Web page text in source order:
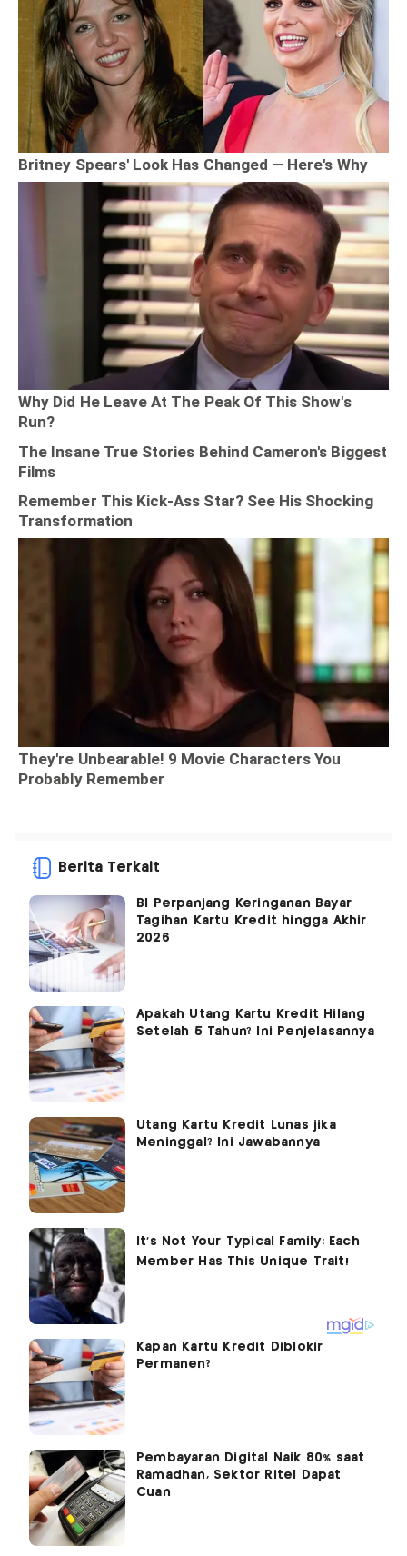
Berita Terkait
BI Perpanjang Keringanan Bayar
Tagihan Kartu Kredit hingga Akhir
2026
Apakah Utang Kartu Kredit Hilang
Setelah 5 Tahun? Ini Penjelasannya
Utang Kartu Kredit Lunas jika
Meninggal? Ini Jawabannya
Kapan Kartu Kredit Diblokir
Permanen?
Pembayaran Digital Naik 80% saat
Ramadhan, Sektor Ritel Dapat
Cuan